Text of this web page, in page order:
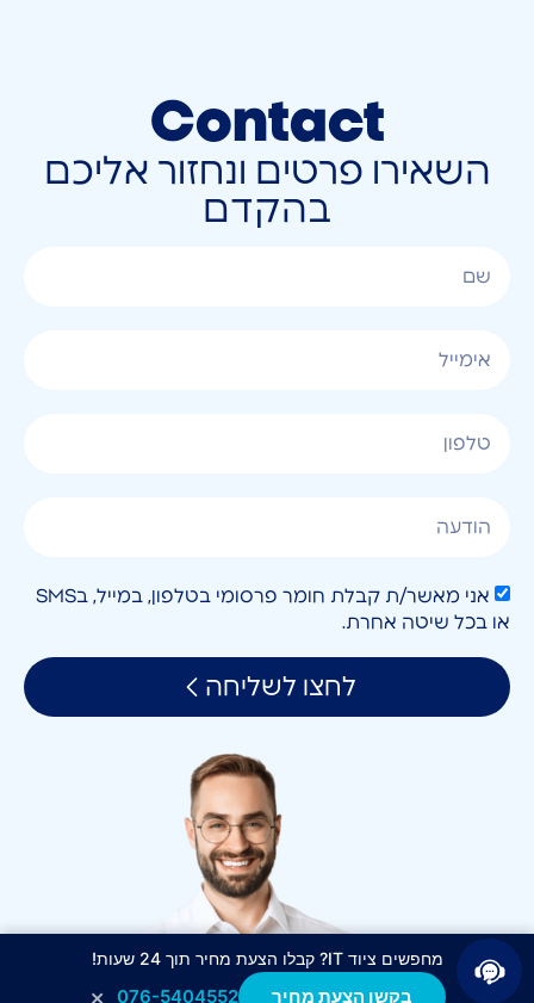
Contact
השאירו פרטים ונחזור אליכם
בהקדם
אני מאשר/ת קבלת חומר פרסומי בטלפון, במייל, בSMS
או בכל שיטה אחרת.
לחצו לשליחה
מחפשים ציוד IT? קבלו הצעת מחיר תוך 24 שעות!
בקשו הצעת מחיר 076-5404552
×